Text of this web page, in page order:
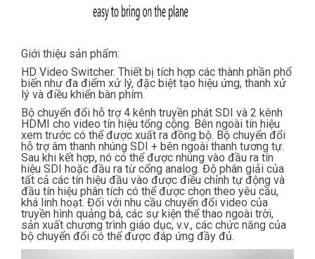
Giới thiệu sản phẩm:
HD Video Switcher. Thiết bị tích hợp các thành phần phổ
biến như đa điểm xử lý, đặc biệt tạo hiệu ứng, thanh xử
lý và điều khiển bàn phím.
Bộ chuyển đổi hỗ trợ 4 kênh truyền phát SDI và 2 kênh
HDMI cho video tín hiệu tổng cộng. Bên ngoài tín hiệu
xem trước có thể được xuất ra đồng bộ. Bộ chuyển đổi
hỗ trợ âm thanh nhúng SDI + bên ngoài thanh tương tự.
Sau khi kết hợp, nó có thể được nhúng vào đầu ra tín
hiệu SDI hoặc đầu ra từ cổng analog. Độ phân giải của
tất cả các tín hiệu đầu vào được điều chỉnh tự động và
đầu tín hiệu phân tích có thể được chọn theo yêu cầu,
khá linh hoạt. Đối với nhu cầu chuyển đổi video của
truyền hình quảng bá, các sự kiện thể thao ngoài trời,
sản xuất chương trình giáo dục, v.v., các chức năng của
bộ chuyển đổi có thể được đáp ứng đầy đủ.